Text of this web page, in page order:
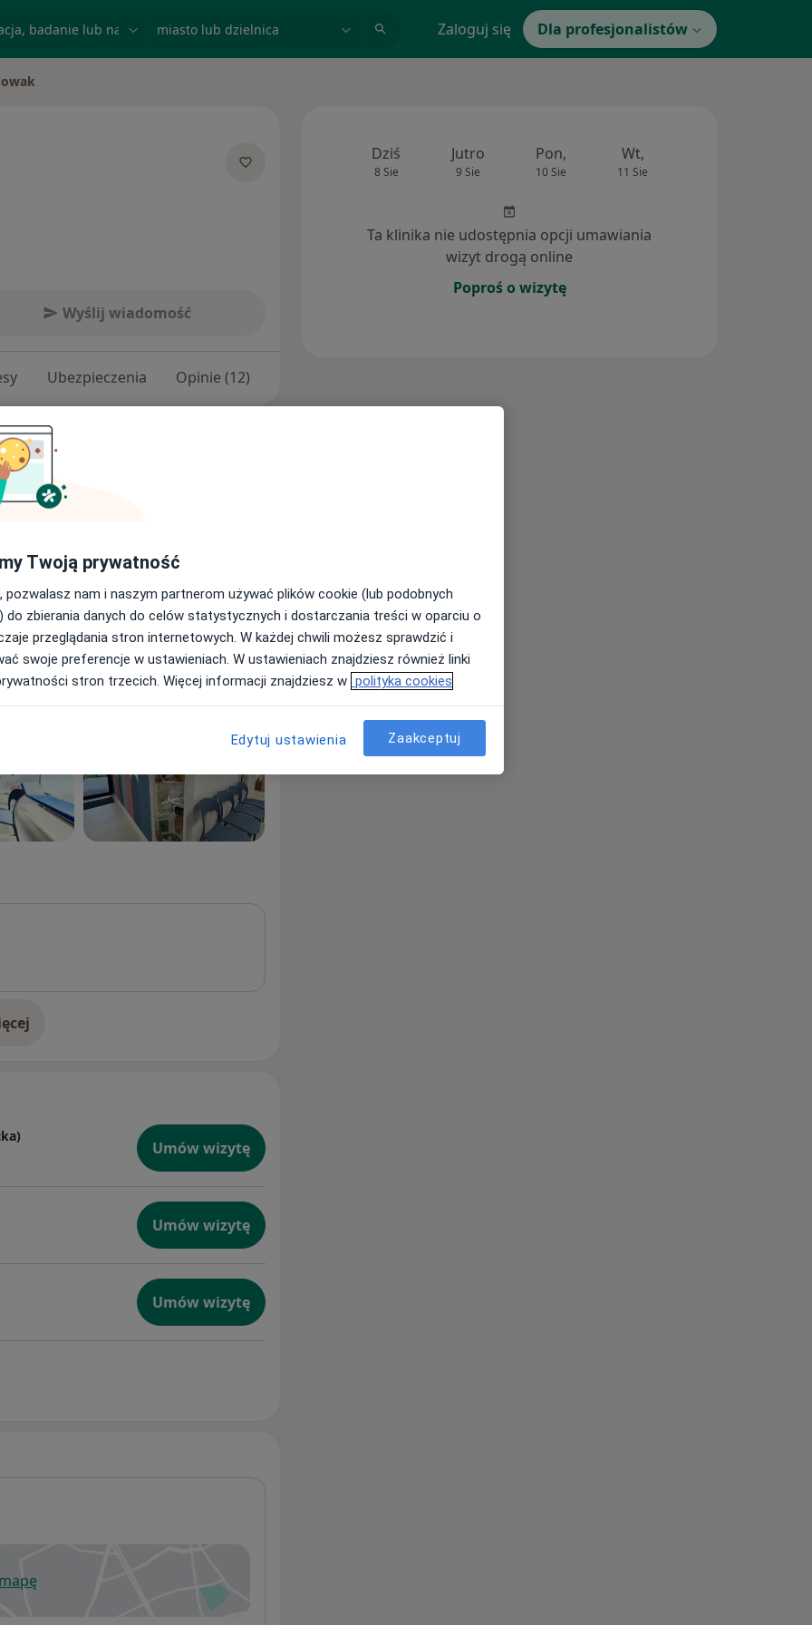
Zaloguj się Dla profesjonalistów
Wyślij wiadomość
Ubezpieczenia Opinie (12)
dziecięcego
oddechowych +20a11y_sr_more_diseases
Umów wizytę
Umów wizytę
Umów wizytę
się w nowej karcie
Dziś
8 Sie
Jutro
9 Sie
Pon,
10 Sie
Wt,
11 Sie
Ta klinika nie udostępnia opcji umawiania
wizyt drogą online
Poproś o wizytę
Twoją prywatność
pozwalasz nam i naszym partnerom używać plików cookie (lub podobnych
do zbierania danych do celów statystycznych i dostarczania treści w oparciu o
przeglądania stron internetowych. W każdej chwili możesz sprawdzić i
swoje preferencje w ustawieniach. W ustawieniach znajdziesz również linki
stron trzecich. Więcej informacji znajdziesz w polityka cookies
Edytuj ustawienia Zaakceptuj